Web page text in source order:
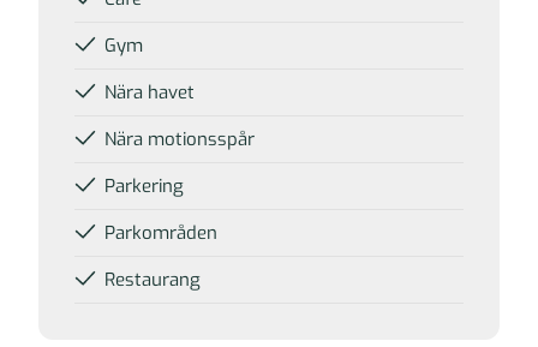
Gym
Nära havet
Nära motionsspår
Parkering
Parkområden
Restaurang